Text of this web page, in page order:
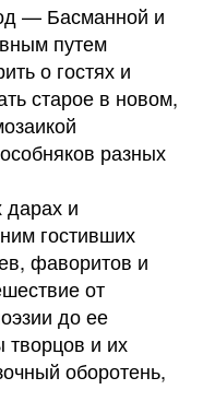
— Басманной и
путем
о гостях и
старое в новом,
разных
и
гостивших
фаворитов и
от
до ее
и их
оборотень,